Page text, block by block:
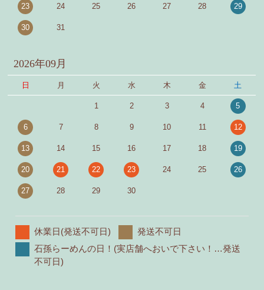
23 24 25 26 27 28 29
30 31
2026年09月
日 月 火 水 木 金 土
1 2 3 4 5
6 7 8 9 10 11 12
13 14 15 16 17 18 19
20 21 22 23 24 25 26
27 28 29 30
休業日(発送不可日)
発送不可日
石孫らーめんの日！(実店舗へおいで下さい！…発送
不可日)